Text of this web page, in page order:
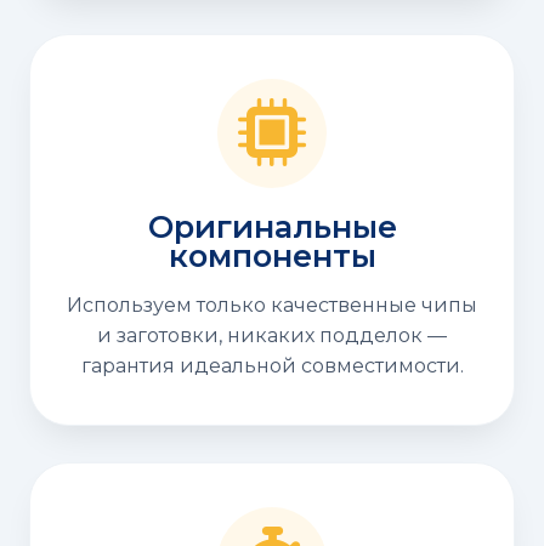
Оригинальные
компоненты
Используем только качественные чипы
и заготовки, никаких подделок —
гарантия идеальной совместимости.